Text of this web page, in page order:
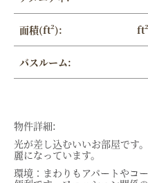
面積(ft²): ft²
バスルーム:
物件詳細:
光が差し込むいいお部屋です
麗になっています。
環境：まわりもアパートやコ